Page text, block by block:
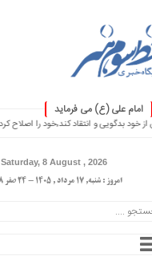
امام علی (ع) می فرماید
هر کس خودستایی نماید٬ پس به تحقیق خویش را تباه نموده است. ۞
Saturday, 8 August , 2026
امروز : شنبه, ۱۷ مرداد , ۱۴۰۵ - 24 صفر 1448